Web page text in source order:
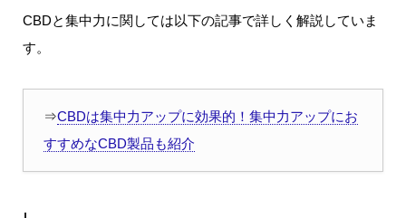
CBDと集中力に関しては以下の記事で詳しく解説していま
す。
⇒CBDは集中力アップに効果的！集中力アップにお
すすめなCBD製品も紹介